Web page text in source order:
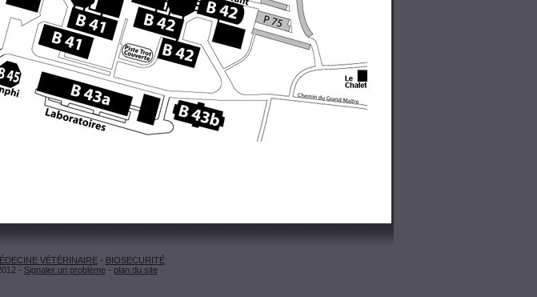
VÉTÉRINAIRE- BIOSECURITÉ
- Signaler un problème- plan du site